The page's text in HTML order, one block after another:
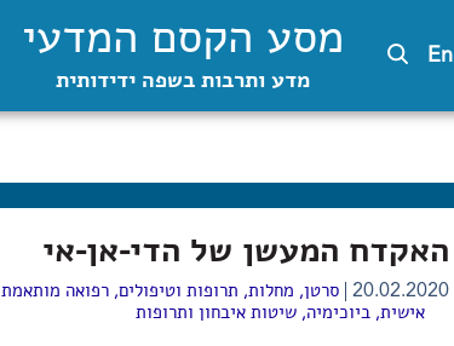
En מסע הקסם המדעי
מדע ותרבות בשפה ידידותית
האקדח המעשן של הדי-אן-אי
20.02.2020 סרטן, מחלות, תרופות וטיפולים,רפואה מותאמת
אישית,ביוכימיה,שיטות איבחון ותרופות